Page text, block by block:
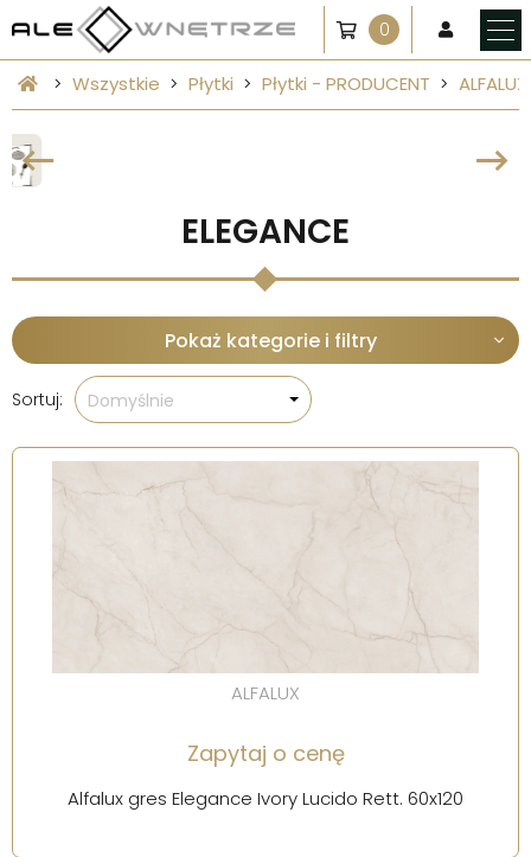
0
Wszystkie Płytki Płytki - PRODUCENT ALFALUX
ELEGANCE
Pokaż kategorie i filtry
Sortuj: Domyślnie
ALFALUX
Zapytaj o cenę
Alfalux gres Elegance Ivory Lucido Rett. 60x120